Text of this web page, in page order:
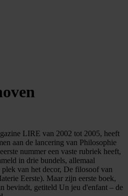
LIRE van 2002 tot 2005, heeft
aan de lancering van Philosophie
nummer een vaste rubriek heeft,
in drie bundels, allemaal
van het decor, De filosoof van
Eerste). Maar zijn eerste boek,
bevindt, getiteld Un jeu d'enfant – de